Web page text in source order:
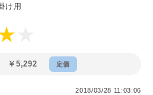
け用
￥5,292 定価
2018/03/28 11:03:06